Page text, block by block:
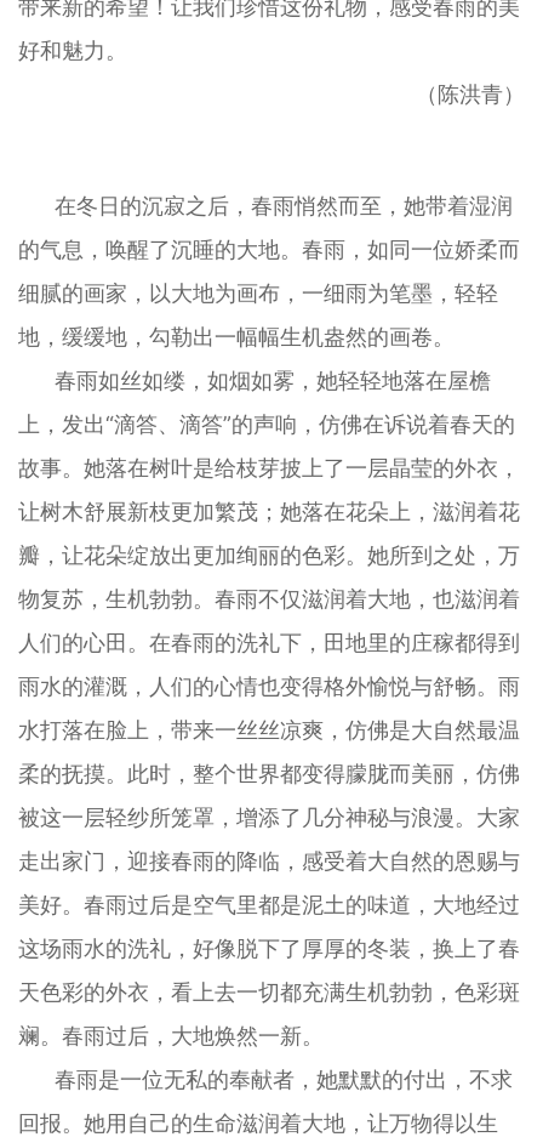
带来新的希望！让我们珍惜这份礼物，感受春雨的美
好和魅力。
（陈洪青）
在冬日的沉寂之后，春雨悄然而至，她带着湿润
的气息，唤醒了沉睡的大地。春雨，如同一位娇柔而
细腻的画家，以大地为画布，一细雨为笔墨，轻轻
地，缓缓地，勾勒出一幅幅生机盎然的画卷。
春雨如丝如缕，如烟如雾，她轻轻地落在屋檐
上，发出“滴答、滴答”的声响，仿佛在诉说着春天的
故事。她落在树叶是给枝芽披上了一层晶莹的外衣，
让树木舒展新枝更加繁茂；她落在花朵上，滋润着花
瓣，让花朵绽放出更加绚丽的色彩。她所到之处，万
物复苏，生机勃勃。春雨不仅滋润着大地，也滋润着
人们的心田。在春雨的洗礼下，田地里的庄稼都得到
雨水的灌溉，人们的心情也变得格外愉悦与舒畅。雨
水打落在脸上，带来一丝丝凉爽，仿佛是大自然最温
柔的抚摸。此时，整个世界都变得朦胧而美丽，仿佛
被这一层轻纱所笼罩，增添了几分神秘与浪漫。大家
走出家门，迎接春雨的降临，感受着大自然的恩赐与
美好。春雨过后是空气里都是泥土的味道，大地经过
这场雨水的洗礼，好像脱下了厚厚的冬装，换上了春
天色彩的外衣，看上去一切都充满生机勃勃，色彩斑
斓。春雨过后，大地焕然一新。
春雨是一位无私的奉献者，她默默的付出，不求
回报。她用自己的生命滋润着大地，让万物得以生